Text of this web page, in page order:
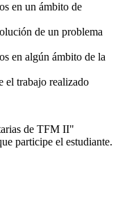
en un ámbito de
de un problema
en algún ámbito de la
el trabajo realizado
de TFM II"
participe el estudiante.